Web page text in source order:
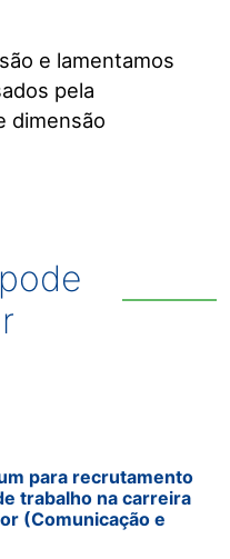
e lamentamos
pela
dimensão
para recrutamento
trabalho na carreira
(Comunicação e